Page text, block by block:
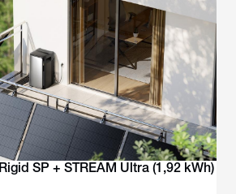
SP + STREAM Ultra (1,92 kWh)